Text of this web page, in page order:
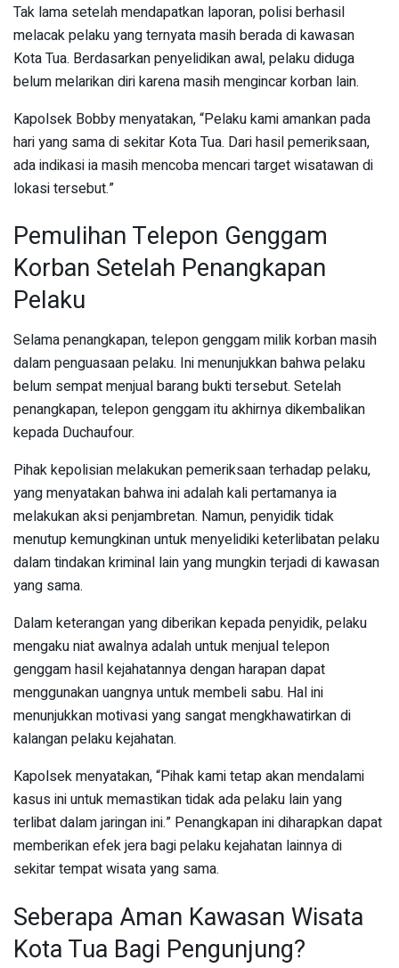
Tak lama setelah mendapatkan laporan, polisi berhasil
melacak pelaku yang ternyata masih berada di kawasan
Kota Tua. Berdasarkan penyelidikan awal, pelaku diduga
belum melarikan diri karena masih mengincar korban lain.
Kapolsek Bobby menyatakan, “Pelaku kami amankan pada
hari yang sama di sekitar Kota Tua. Dari hasil pemeriksaan,
ada indikasi ia masih mencoba mencari target wisatawan di
lokasi tersebut.”
Pemulihan Telepon Genggam
Korban Setelah Penangkapan
Pelaku
Selama penangkapan, telepon genggam milik korban masih
dalam penguasaan pelaku. Ini menunjukkan bahwa pelaku
belum sempat menjual barang bukti tersebut. Setelah
penangkapan, telepon genggam itu akhirnya dikembalikan
kepada Duchaufour.
Pihak kepolisian melakukan pemeriksaan terhadap pelaku,
yang menyatakan bahwa ini adalah kali pertamanya ia
melakukan aksi penjambretan. Namun, penyidik tidak
menutup kemungkinan untuk menyelidiki keterlibatan pelaku
dalam tindakan kriminal lain yang mungkin terjadi di kawasan
yang sama.
Dalam keterangan yang diberikan kepada penyidik, pelaku
mengaku niat awalnya adalah untuk menjual telepon
genggam hasil kejahatannya dengan harapan dapat
menggunakan uangnya untuk membeli sabu. Hal ini
menunjukkan motivasi yang sangat mengkhawatirkan di
kalangan pelaku kejahatan.
Kapolsek menyatakan, “Pihak kami tetap akan mendalami
kasus ini untuk memastikan tidak ada pelaku lain yang
terlibat dalam jaringan ini.” Penangkapan ini diharapkan dapat
memberikan efek jera bagi pelaku kejahatan lainnya di
sekitar tempat wisata yang sama.
Seberapa Aman Kawasan Wisata
Kota Tua Bagi Pengunjung?